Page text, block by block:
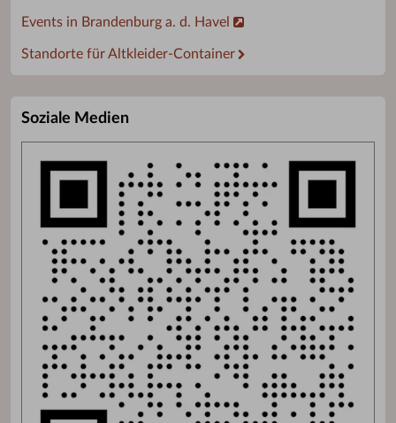
Events in Brandenburg a. d. Havel
Standorte für Altkleider-Container
Soziale Medien